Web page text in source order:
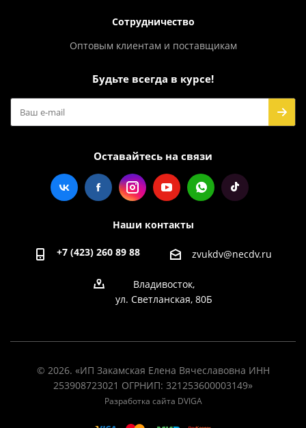
Сотрудничество
Оптовым клиентам и поставщикам
Будьте всегда в курсе!
Оставайтесь на связи
Наши контакты
+7 (423) 260 89 88 zvukdv@necdv.ru
Владивосток,
ул. Светланская, 80Б
© 2026. «ИП Закамская Елена Вячеславовна ИНН
253908723021 ОГРНИП: 321253600003149»
Разработка сайта DVIGA